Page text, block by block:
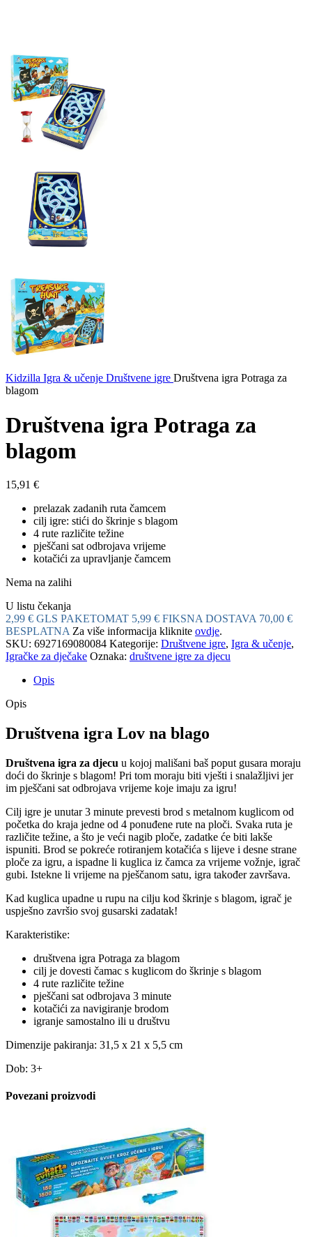
Kidzilla Igra & učenje Društvene igre Društvena igra Potraga za
blagom
Društvena igra Potraga za
blagom
15,91 €
prelazak zadanih ruta čamcem
cilj igre: stići do škrinje s blagom
4 rute različite težine
pješčani sat odbrojava vrijeme
kotačići za upravljanje čamcem
Nema na zalihi
U listu čekanja
2,99 € GLS PAKETOMAT 5,99 € FIKSNA DOSTAVA 70,00 €
BESPLATNA Za više informacija kliknite ovdje.
SKU: 6927169080084 Kategorije: Društvene igre, Igra & učenje,
Igračke za dječake Oznaka: društvene igre za djecu
Opis
Opis
Društvena igra Lov na blago
Društvena igra za djecu u kojoj mališani baš poput gusara moraju
doći do škrinje s blagom! Pri tom moraju biti vješti i snalažljivi jer
im pješčani sat odbrojava vrijeme koje imaju za igru!
Cilj igre je unutar 3 minute prevesti brod s metalnom kuglicom od
početka do kraja jedne od 4 ponuđene rute na ploči. Svaka ruta je
različite težine, a što je veći nagib ploče, zadatke će biti lakše
ispuniti. Brod se pokreće rotiranjem kotačića s lijeve i desne strane
ploče za igru, a ispadne li kuglica iz čamca za vrijeme vožnje, igrač
gubi. Istekne li vrijeme na pješčanom satu, igra također završava.
Kad kuglica upadne u rupu na cilju kod škrinje s blagom, igrač je
uspješno završio svoj gusarski zadatak!
Karakteristike:
društvena igra Potraga za blagom
cilj je dovesti čamac s kuglicom do škrinje s blagom
4 rute različite težine
pješčani sat odbrojava 3 minute
kotačići za navigiranje brodom
igranje samostalno ili u društvu
Dimenzije pakiranja: 31,5 x 21 x 5,5 cm
Dob: 3+
Povezani proizvodi